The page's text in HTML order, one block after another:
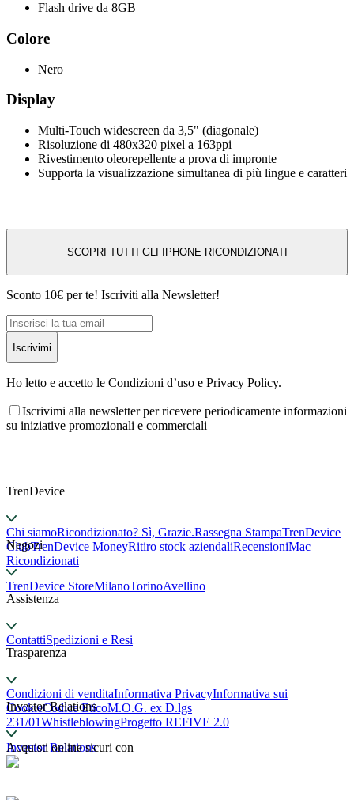
Flash drive da 8GB
Colore
Nero
Display
Multi-Touch widescreen da 3,5" (diagonale)
Risoluzione di 480x320 pixel a 163ppi
Rivestimento oleorepellente a prova di impronte
Supporta la visualizzazione simultanea di più lingue e caratteri
SCOPRI TUTTI GLI IPHONE RICONDIZIONATI
Sconto 10€ per te! Iscriviti alla Newsletter!
Iscrivimi
Ho letto e accetto le Condizioni d’uso e Privacy Policy.
Iscrivimi alla newsletter per ricevere periodicamente informazioni
su iniziative promozionali e commerciali
TrenDevice
Chi siamoRicondizionato? Sì, Grazie.Rassegna StampaTrenDevice
ClubTrenDevice MoneyRitiro stock aziendaliRecensioniMac
Ricondizionati
Negozi
TrenDevice StoreMilanoTorinoAvellino
Assistenza
ContattiSpedizioni e Resi
Trasparenza
Condizioni di venditaInformativa PrivacyInformativa sui
CookieCodice EticoM.O.G. ex D.lgs
231/01WhistleblowingProgetto REFIVE 2.0
Investor Relations
Investor Relations
Acquisti online sicuri con